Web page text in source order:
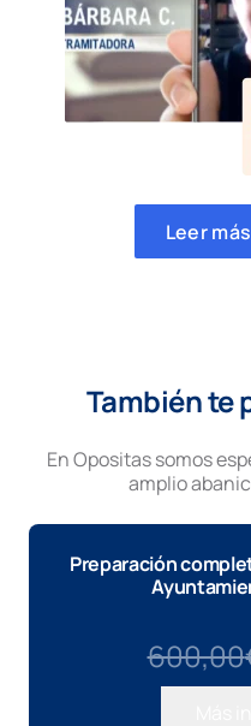
Leer
También te
En Opositas somos
amplio
Preparación
600,00